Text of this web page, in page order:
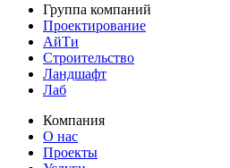
Группа компаний
Проектирование
АйТи
Строительство
Ландшафт
Лаб
Компания
О нас
Проекты